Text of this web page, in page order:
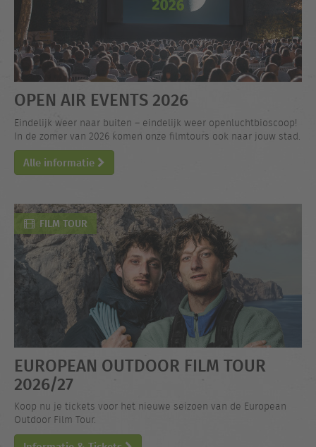
OPEN AIR EVENTS 2026
Eindelijk weer naar buiten – eindelijk weer openluchtbioscoop!
In de zomer van 2026 komen onze filmtours ook naar jouw stad.
Alle informatie
FILM TOUR
EUROPEAN OUTDOOR FILM TOUR
2026/27
Koop nu je tickets voor het nieuwe seizoen van de European
Outdoor Film Tour.